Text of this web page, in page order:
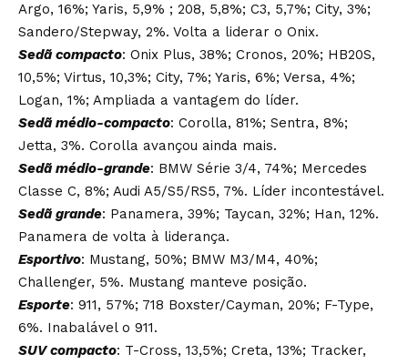
Argo, 16%; Yaris, 5,9% ; 208, 5,8%; C3, 5,7%; City, 3%;
Sandero/Stepway, 2%. Volta a liderar o Onix.
Sedã compacto: Onix Plus, 38%; Cronos, 20%; HB20S,
10,5%; Virtus, 10,3%; City, 7%; Yaris, 6%; Versa, 4%;
Logan, 1%; Ampliada a vantagem do líder.
Sedã médio-compacto: Corolla, 81%; Sentra, 8%;
Jetta, 3%. Corolla avançou ainda mais.
Sedã médio-grande: BMW Série 3/4, 74%; Mercedes
Classe C, 8%; Audi A5/S5/RS5, 7%. Líder incontestável.
Sedã grande: Panamera, 39%; Taycan, 32%; Han, 12%.
Panamera de volta à liderança.
Esportivo: Mustang, 50%; BMW M3/M4, 40%;
Challenger, 5%. Mustang manteve posição.
Esporte: 911, 57%; 718 Boxster/Cayman, 20%; F-Type,
6%. Inabalável o 911.
SUV compacto: T-Cross, 13,5%; Creta, 13%; Tracker,